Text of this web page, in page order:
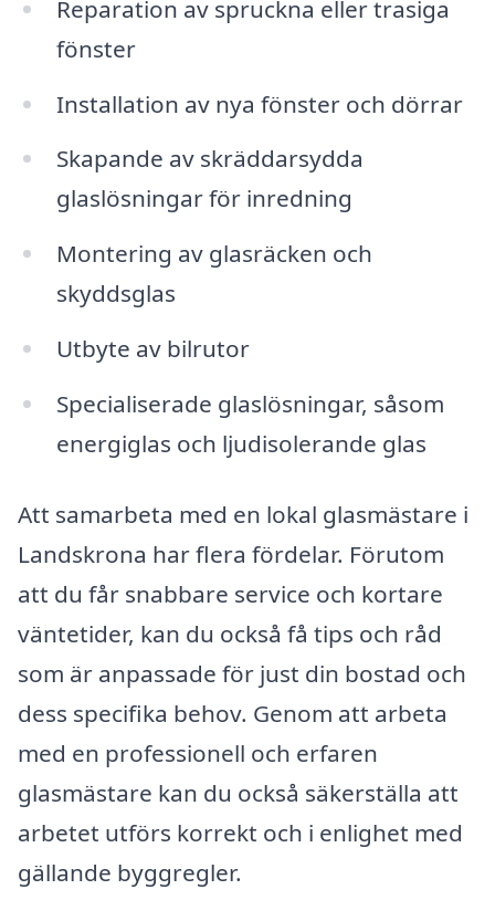
Reparation av spruckna eller trasiga
fönster
Installation av nya fönster och dörrar
Skapande av skräddarsydda
glaslösningar för inredning
Montering av glasräcken och
skyddsglas
Utbyte av bilrutor
Specialiserade glaslösningar, såsom
energiglas och ljudisolerande glas
Att samarbeta med en lokal glasmästare i
Landskrona har flera fördelar. Förutom
att du får snabbare service och kortare
väntetider, kan du också få tips och råd
som är anpassade för just din bostad och
dess specifika behov. Genom att arbeta
med en professionell och erfaren
glasmästare kan du också säkerställa att
arbetet utförs korrekt och i enlighet med
gällande byggregler.